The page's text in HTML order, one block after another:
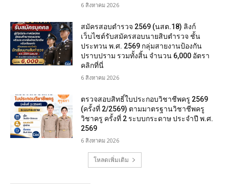
6 สิงหาคม 2026
สมัครสอบตํารวจ 2569 (นสต.18) ลิงก์
เว็บไซต์รับสมัครสอบนายสิบตำรวจ ชั้น
ประทวน พ.ศ. 2569 กลุ่มสายงานป้องกัน
ปราบปราม รวมทั้งสิ้น จำนวน 6,000 อัตรา
คลิกที่นี่
6 สิงหาคม 2026
ตรวจสอบสิทธิ์ใบประกอบวิชาชีพครู 2569
(ครั้งที่ 2/2569) ตามมาตรฐานวิชาชีพครู
วิชาครู ครั้งที่ 2 ระบบกระดาษ ประจำปี พ.ศ.
2569
6 สิงหาคม 2026
โหลดเพิ่มเติม